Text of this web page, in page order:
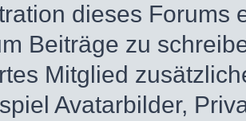
dieses Forums
Beiträge zu
Mitglied
Avatarbilder,